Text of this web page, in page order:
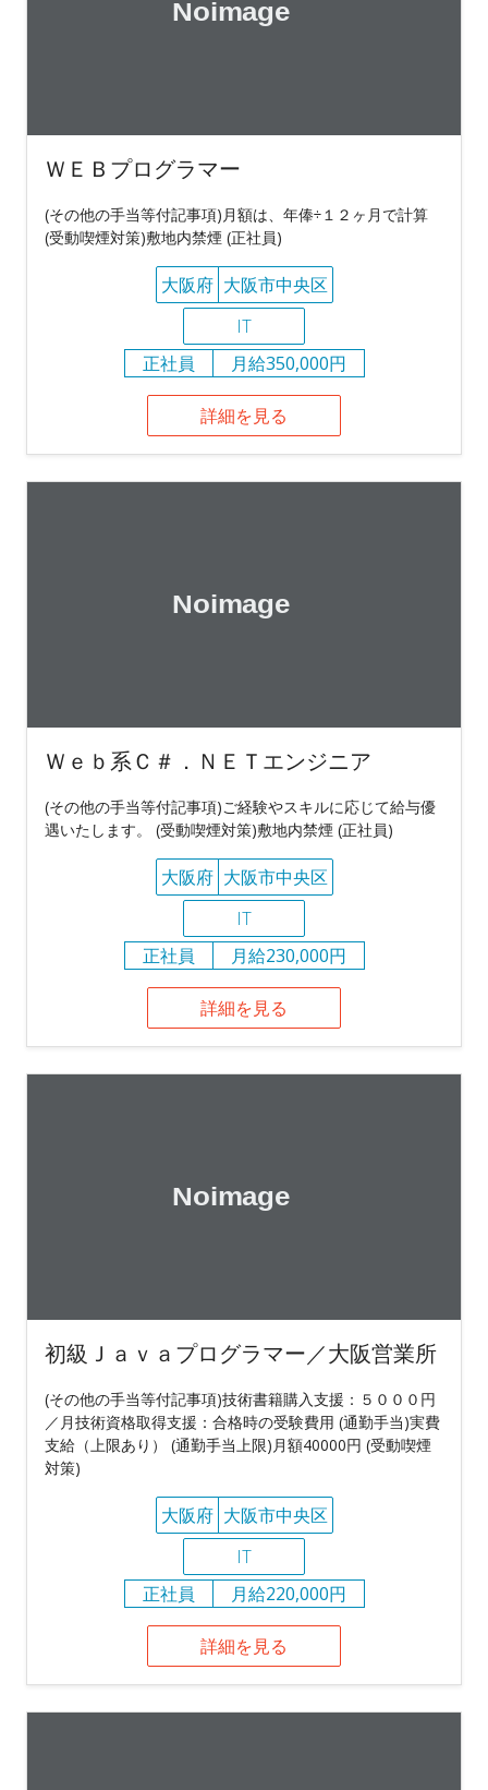
ＷＥＢプログラマー
(その他の手当等付記事項)月額は、年俸÷１２ヶ月で計算
(受動喫煙対策)敷地内禁煙 (正社員)
大阪府 大阪市中央区
IT
正社員
月給350,000円
詳細を見る
Ｗｅｂ系Ｃ＃．ＮＥＴエンジニア
(その他の手当等付記事項)ご経験やスキルに応じて給与優
遇いたします。 (受動喫煙対策)敷地内禁煙 (正社員)
大阪府 大阪市中央区
IT
正社員
月給230,000円
詳細を見る
初級Ｊａｖａプログラマー／大阪営業所
(その他の手当等付記事項)技術書籍購入支援：５０００円
／月技術資格取得支援：合格時の受験費用 (通勤手当)実費
支給（上限あり） (通勤手当上限)月額40000円 (受動喫煙
対策)
大阪府 大阪市中央区
IT
正社員
月給220,000円
詳細を見る